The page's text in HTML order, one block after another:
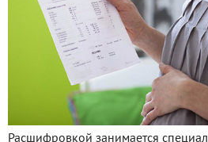
Расшифровкой занимается